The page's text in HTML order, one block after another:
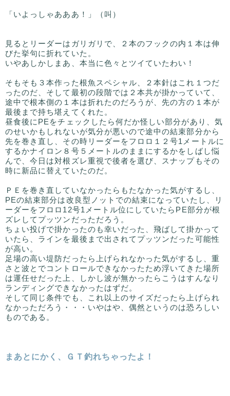
「いよっしゃあああ！」（叫）
見るとリーダーはガリガリで、２本のフックの内１本は伸
びた挙句に折れていた。
いやあしかしまあ、本当に色々とツイていたわい！
そもそも３本作った根魚スペシャル、２本針はこれ１つだ
ったのだ、そして最初の段階では２本共が掛かっていて、
途中で根本側の１本は折れたのだろうが、先の方の１本が
最後まで持ち堪えてくれた。
昼食後にPEをチェックしたら何だか怪しい部分があり、気
のせいかもしれないが気分が悪いので途中の結束部分から
先を巻き直し、その時リーダーをフロロ１２号1メートルに
するかナイロン８号５メートルのままにするかをしばし悩
んで、今日は対根ズレ重視で後者を選び、スナップもその
時に新品に替えていたのだ。
ＰＥを巻き直していなかったらもたなかった気がするし、
PEの結束部分は改良型ノットでの結束になっていたし、リ
ーダーをフロロ12号1メートル位にしていたらPE部分が根
ズレしてプッツンだっただろう。
ちょい投げで掛かったのも幸いだった、飛ばして掛かって
いたら、ラインを最後まで出されてプッツンだった可能性
が高い。
足場の高い堤防だったら上げられなかった気がするし、重
さと波とでコントロールできなかったため浮いてきた場所
は運任せだった上、しかし波が無かったらこうはすんなり
ランディングできなかったはずだ。
そして同じ条件でも、これ以上のサイズだったら上げられ
なかっただろう・・・いやはや、偶然というのは恐ろしい
ものである。
まあとにかく、ＧＴ釣れちゃったよ！